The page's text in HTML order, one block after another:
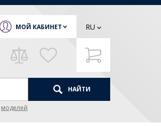
МОЙ КАБИНЕТ RU
НАЙТИ
моделей